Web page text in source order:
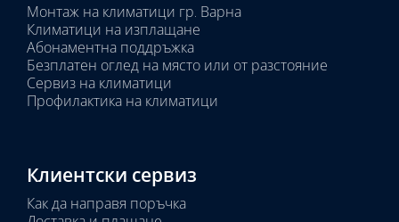
Монтаж на климатици гр. Варна
Климатици на изплащане
Абонаментна поддръжка
Безплатен оглед на място или от разстояние
Сервиз на климатици
Профилактика на климатици
Клиентски сервиз
Как да направя поръчка